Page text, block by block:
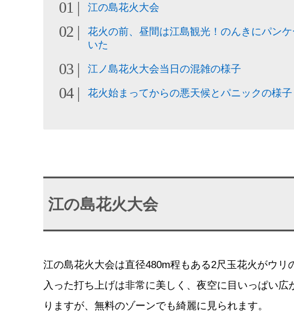
江の島花火大会
花火の前、昼間は江島観光！のんきにパン
いた
江ノ島花火大会当日の混雑の様子
花火始まってからの悪天候とパニックの様子
江の島花火大会
江の島花火大会は直径480m程もある2尺玉花火がウ
入った打ち上げは非常に美しく、夜空に目いっぱい
りますが、無料のゾーンでも綺麗に見られます。